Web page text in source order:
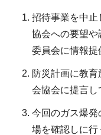
招待事業を中止
協会への要望
委員会に情報提
防災計画に教
会協会に提言し
今回のガス爆発
場を確認しに行